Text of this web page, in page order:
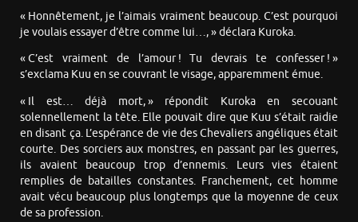
« Honnêtement, je l’aimais vraiment beaucoup. C’est pourquoi
je voulais essayer d’être comme lui…, » déclara Kuroka.
« C’est vraiment de l’amour ! Tu devrais te confesser ! »
s’exclama Kuu en se couvrant le visage, apparemment émue.
« Il est… déjà mort, » répondit Kuroka en secouant
solennellement la tête. Elle pouvait dire que Kuu s’était raidie
en disant ça. L’espérance de vie des Chevaliers angéliques était
courte. Des sorciers aux monstres, en passant par les guerres,
ils avaient beaucoup trop d’ennemis. Leurs vies étaient
remplies de batailles constantes. Franchement, cet homme
avait vécu beaucoup plus longtemps que la moyenne de ceux
de sa profession.